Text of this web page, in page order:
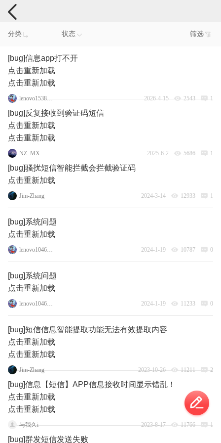
手机反馈
分类 状态 筛选
[bug]信息app打不开
点击重新加载
点击重新加载
lenovo153859108 2026-4-15 2543 1
[bug]反复接收到验证码短信
点击重新加载
点击重新加载
NZ_MX 2025-6-2 5686 1
[bug]骚扰短信智能拦截会拦截验证码
点击重新加载
Jim-Zhang 2024-3-14 12933 1
[bug]系统问题
点击重新加载
lenovo104640917 2024-1-19 10787 0
[bug]系统问题
点击重新加载
lenovo104640917 2024-1-19 11233 0
[bug]短信信息智能提取功能无法有效提取内容
点击重新加载
点击重新加载
Jim-Zhang 2023-10-26 11211 2
[bug]信息【短信】APP信息接收时间显示错乱！
点击重新加载
点击重新加载
与我久i 2023-8-17 11766 1
[bug]群发短信发送失败